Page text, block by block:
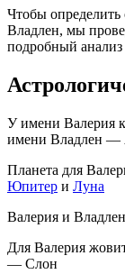
Чтобы определить
Владлен, мы
подробный анализ
У имени Валерия
имени Владлен —
Планета для
Юпитер и Луна
Валерия и
Для Валерия
— Слон